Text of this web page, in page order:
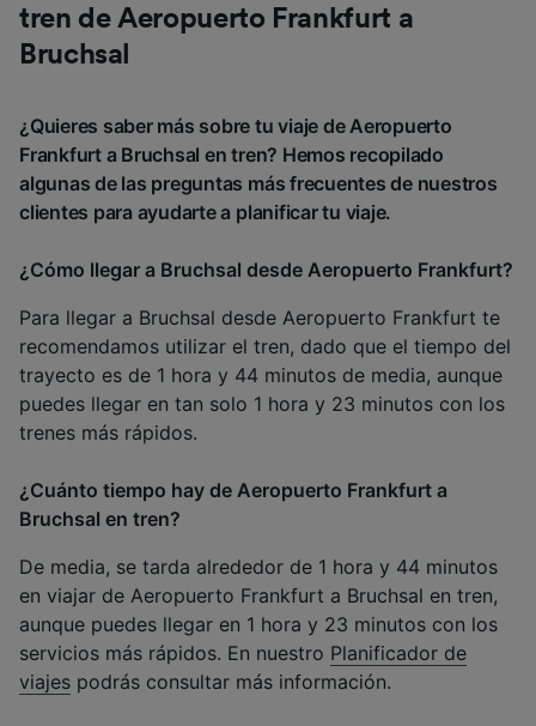
tren de Aeropuerto Frankfurt a
Bruchsal
¿Quieres saber más sobre tu viaje de Aeropuerto
Frankfurt a Bruchsal en tren? Hemos recopilado
algunas de las preguntas más frecuentes de nuestros
clientes para ayudarte a planificar tu viaje.
¿Cómo llegar a Bruchsal desde Aeropuerto Frankfurt?
Para llegar a Bruchsal desde Aeropuerto Frankfurt te
recomendamos utilizar el tren, dado que el tiempo del
trayecto es de 1 hora y 44 minutos de media, aunque
puedes llegar en tan solo 1 hora y 23 minutos con los
trenes más rápidos.
¿Cuánto tiempo hay de Aeropuerto Frankfurt a
Bruchsal en tren?
De media, se tarda alrededor de 1 hora y 44 minutos
en viajar de Aeropuerto Frankfurt a Bruchsal en tren,
aunque puedes llegar en 1 hora y 23 minutos con los
servicios más rápidos. En nuestro Planificador de
viajes podrás consultar más información.